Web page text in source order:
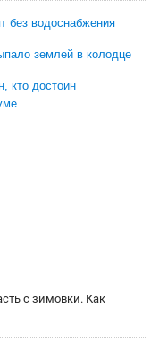
без водоснабжения
землей в колодце
кто достоин
с зимовки. Как